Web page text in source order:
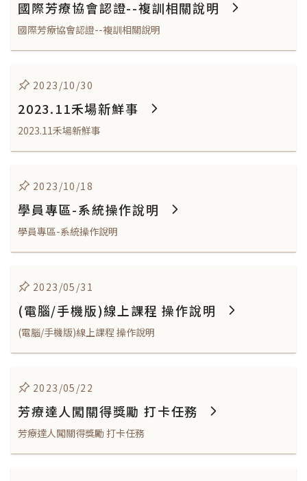
國際芳療協會認證--複訓相關說明
國際芳療協會認證--複訓相關說明
2023/10/30
2023.11禾場新鮮事
2023.11禾場新鮮事
2023/10/18
學員專區-系統操作說明
學員專區-系統操作說明
2023/05/31
(電腦/手機版)線上課程 操作說明
(電腦/手機版)線上課程 操作說明
2023/05/22
芳療達人闖關得獎勵 打卡任務
芳療達人闖關得獎勵 打卡任務